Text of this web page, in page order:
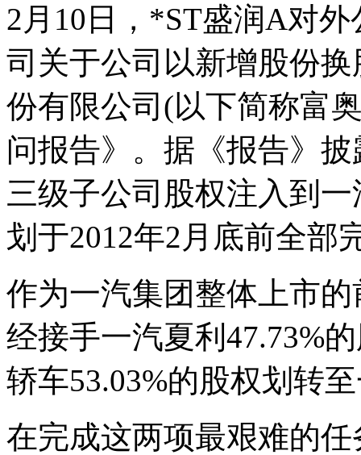
2月10日，*ST盛润A对外
司关于公司以新增股份
份有限公司(以下简称富
问报告》。据《报告》
三级子公司股权注入到
划于2012年2月底前全部
作为一汽集团整体上市
经接手一汽夏利47.73%
轿车53.03%的股权划转
在完成这两项最艰难的